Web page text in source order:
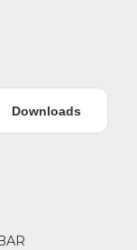
Downloads